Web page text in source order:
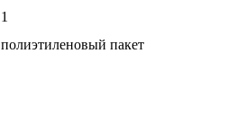
1
полиэтиленовый пакет